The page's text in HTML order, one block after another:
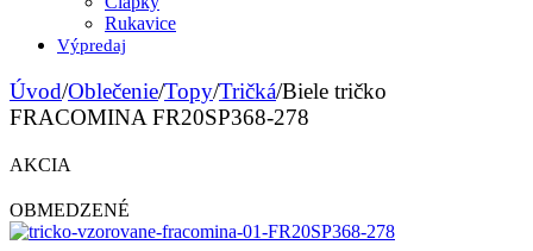
Rukavice
Výpredaj
Úvod/Oblečenie/Topy/Tričká/Biele tričko
FRACOMINA FR20SP368-278
AKCIA
OBMEDZENÉ